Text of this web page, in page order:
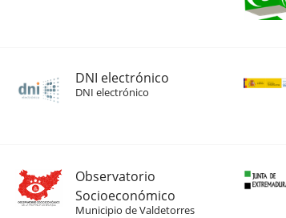
DNI electrónico
DNI electrónico
Observatorio
Socioeconómico
Municipio de Valdetorres